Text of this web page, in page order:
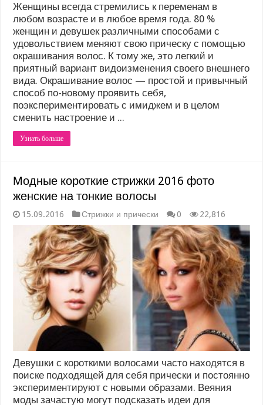
Женщины всегда стремились к переменам в
любом возрасте и в любое время года. 80 %
женщин и девушек различными способами с
удовольствием меняют свою прическу с помощью
окрашивания волос. К тому же, это легкий и
приятный вариант видоизменения своего внешнего
вида. Окрашивание волос — простой и привычный
способ по-новому проявить себя,
поэкспериментировать с имиджем и в целом
сменить настроение и ...
Узнать больше
Модные короткие стрижки 2016 фото
женские на тонкие волосы
15.09.2016 Стрижки и прически 0 22,816
Девушки с короткими волосами часто находятся в
поиске подходящей для себя прически и постоянно
экспериментируют с новыми образами. Веяния
моды зачастую могут подсказать идеи для